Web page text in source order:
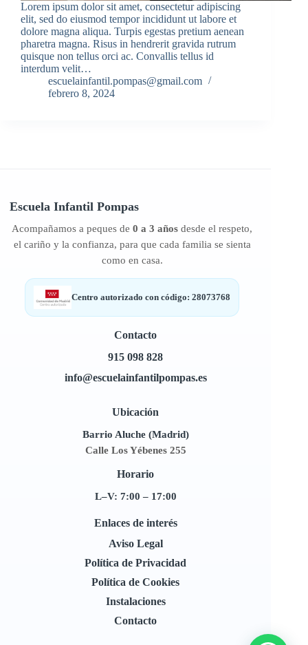
Lorem ipsum dolor sit amet, consectetur adipiscing
elit, sed do eiusmod tempor incididunt ut labore et
dolore magna aliqua. Turpis egestas pretium aenean
pharetra magna. Risus in hendrerit gravida rutrum
quisque non tellus orci ac. Convallis tellus id
interdum velit…
escuelainfantil.pompas@gmail.com
febrero 8, 2024
Escuela Infantil Pompas
Acompañamos a peques de0 a 3 años desde el respeto,
el cariño y la confianza, para que cada familia se sienta
como en casa.
Centro autorizado con código: 28073768
Contacto
915 098 828
info@escuelainfantilpompas.es
Ubicación
Barrio Aluche (Madrid)
Calle Los Yébenes 255
Horario
L–V: 7:00 – 17:00
Enlaces de interés
Aviso Legal
Política de Privacidad
Política de Cookies
Instalaciones
Contacto